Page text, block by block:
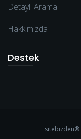
Detaylı Arama
Hakkımızda
Destek
sitebizden®